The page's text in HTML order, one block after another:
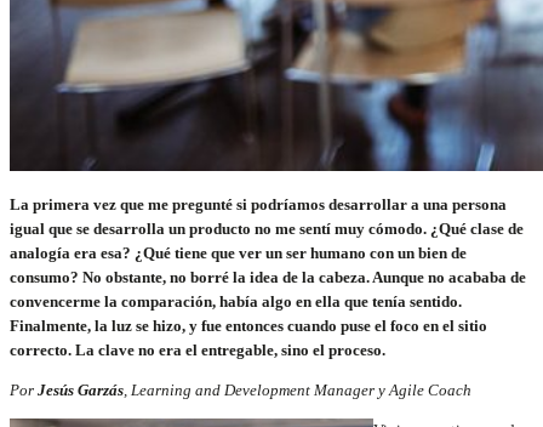
La primera vez que me pregunté si podríamos desarrollar a una persona
igual que se desarrolla un producto no me sentí muy cómodo. ¿Qué clase de
analogía era esa? ¿Qué tiene que ver un ser humano con un bien de
consumo? No obstante, no borré la idea de la cabeza. Aunque no acababa de
convencerme la comparación, había algo en ella que tenía sentido.
Finalmente, la luz se hizo, y fue entonces cuando puse el foco en el sitio
correcto. La clave no era el entregable, sino el proceso.
Por Jesús Garzás, Learning and Development Manager y Agile Coach